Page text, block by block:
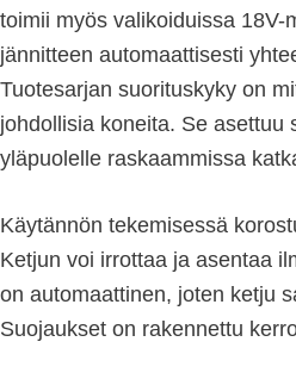
toimii myös valikoiduissa 18V-
jännitteen automaattisesti
Tuotesarjan suorituskyky on
johdollisia koneita. Se asettuu
yläpuolelle raskaammissa
Käytännön tekemisessä
Ketjun voi irrottaa ja asentaa
on automaattinen, joten ketju
Suojaukset on rakennettu